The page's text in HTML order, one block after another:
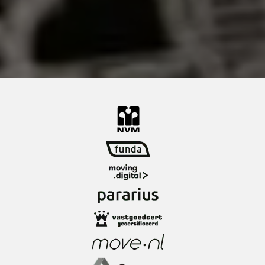
Fotomuseum en Theater Walhalla liggen op
Luxor Theater. Voor je dagelijkse boodschappen
kun je terecht bij de Jumbo of een van de
geen gebrek. Centraal, levendig en heerlijk aan
het water: Katendrecht heeft het allemaal!
Openbaarvervoervoorzieningen:
Op De Kaap pendelt buslijn 77 tussen Zuidplein
en het ss Rotterdam. Deze bus stopt bij
metrohalte Rijnhaven, vanwaar je eenvoudig
verder reist met de metro. Via de Rijnhavenbrug
wandel je bovendien zo naar metrostation
Wilhelminaplein en sta je binnen enkele minuten
in hartje stad. Met diverse tram- en